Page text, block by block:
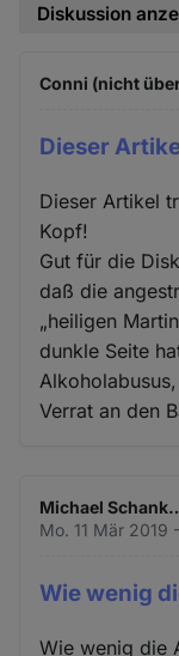
Diskussion
Conni (nicht
Dieser
Dieser Artikel
Kopf!
Gut für die
daß die
„heiligen
dunkle Seite
Verrat an den
Michael
Mo. 11 Mär 2019
Wie wenig
Wie wenig die